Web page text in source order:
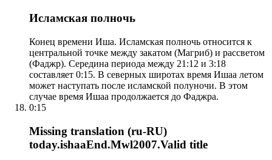
Исламская полночь
Конец времени Иша. Исламская полночь относится к
центральной точке между закатом (Магриб) и рассветом
(Фаджр). Середина периода между 21:12 и 3:18
составляет 0:15. В северных широтах время Ишаа летом
может наступать после исламской полуночи. В этом
случае время Ишаа продолжается до Фаджра.
0:15
Missing translation (ru-RU)
today.ishaaEnd.Mwl2007.Valid title